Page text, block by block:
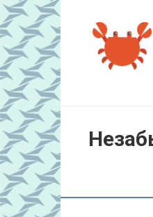
Перейти
к
контенту